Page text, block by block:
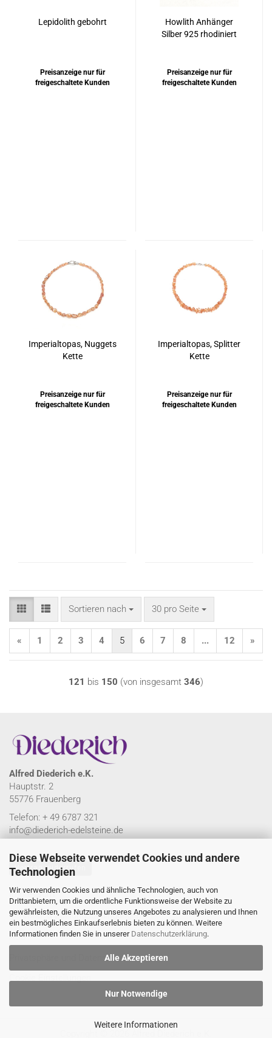
Diese Webseite verwendet Cookies und andere
Technologien
Wir verwenden Cookies und ähnliche Technologien, auch von
Drittanbietern, um die ordentliche Funktionsweise der Website zu
gewährleisten, die Nutzung unseres Angebotes zu analysieren und Ihnen
ein bestmögliches Einkaufserlebnis bieten zu können. Weitere
Informationen finden Sie in unserer Datenschutzerklärung.
Alle Akzeptieren
Nur Notwendige
Weitere Informationen
Lepidolith gebohrt
Preisanzeige nur für
freigeschaltete Kunden
Howlith Anhänger
Silber 925 rhodiniert
Preisanzeige nur für
freigeschaltete Kunden
Imperialtopas, Nuggets
Kette
Preisanzeige nur für
freigeschaltete Kunden
Imperialtopas, Splitter
Kette
Preisanzeige nur für
freigeschaltete Kunden
Sortieren nach
Sortieren nach 30 pro Seite
pro Seite
« 1 2 3 4 5 6 7 8 ... 12 »
121 bis 150 (von insgesamt 346)
Alfred Diederich e.K.
Hauptstr. 2
55776 Frauenberg
Telefon: + 49 6787 321
info@diederich-edelsteine.de
Vertrag widerrufen
Impressum
Versand- & Zahlungsbedingungen
AGB
Privatsphäre und Datenschutz